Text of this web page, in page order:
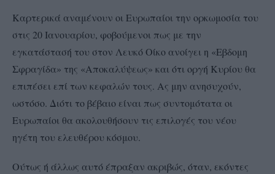
Καρτερικά αναμένουν οι Ευρωπαίοι την ορκωμοσία του
στις 20 Ιανουαρίου, φοβούμενοι πως με την
εγκατάστασή του στον Λευκό Οίκο ανοίγει η «Eβδομη
Σφραγίδα» της «Αποκαλύψεως» και ότι οργή Κυρίου θα
επιπέσει επί των κεφαλών τους. Ας μην ανησυχούν,
ωστόσο. Διότι το βέβαιο είναι πως συντομότατα οι
Ευρωπαίοι θα ακολουθήσουν τις επιλογές του νέου
ηγέτη του ελευθέρου κόσμου.
Ούτως ή άλλως αυτό έπραξαν ακριβώς, όταν, εκόντες